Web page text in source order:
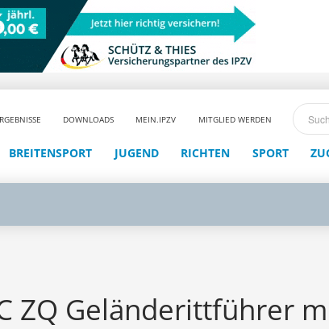
DOWNLOADS MEIN.IPZV MITGLIED WERDEN
BREITENSPORT JUGEND RICHTEN SPORT
ZQ Geländerittführer